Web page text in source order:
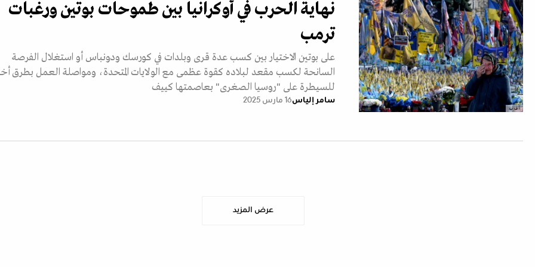
أ ف ب
نهاية الحرب في أوكرانيا بين طموحات بوتين ورغبات
ترمب
على بوتين الاختيار بين كسب عدة قرى وبلدات في كورسك ودونباس أو استغلال الفرصة
السانحة لكسب مقعد لبلاده كقوة عظمى مع الولايات المتحدة، ومواصلة العمل بطرق
للسيطرة على "روسيا الصغرى" بعاصمتها كييف
سامر إلياس16 مارس 2025
عرض المزيد